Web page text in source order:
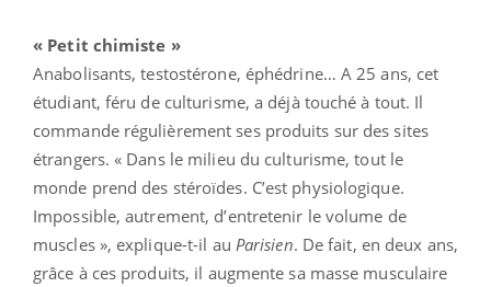
« Petit chimiste »
Anabolisants, testostérone, éphédrine… A 25 ans, cet
étudiant, féru de culturisme, a déjà touché à tout. Il
commande régulièrement ses produits sur des sites
étrangers. « Dans le milieu du culturisme, tout le
monde prend des stéroïdes. C’est physiologique.
Impossible, autrement, d’entretenir le volume de
muscles », explique-t-il au Parisien. De fait, en deux ans,
grâce à ces produits, il augmente sa masse musculaire